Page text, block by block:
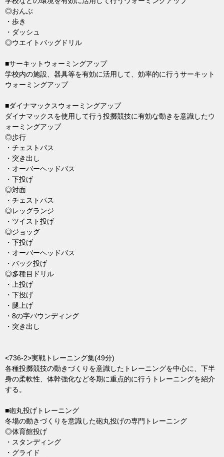
◎おんぶ
・歩き
・ダッシュ
◎ウエイトバッグドリル
■サーキットウォーミングアップ
学校内の施設、器具等を有効に活用して、効率的に行うサーキット
ウォーミングアップ
■ダイナマックスウォーミングアップ
ダイナマックスを使用して行う投擲競技に有効な動きを意識したウ
ォーミングアップ
◎歩行
・チェストパス
・突き出し
・オーバーヘッドパス
・下投げ
◎対面
・チェストパス
◎レッグランジ
・ツイスト投げ
◎ジョッグ
・下投げ
・オーバーヘッドパス
・バック投げ
◎多種目ドリル
・上投げ
・下投げ
・腿上げ
・8の字バウンディング
・突き出し
<736-2>実戦トレーニング集(49分)
各種投擲競技の動きづくりを意識したトレーニングを中心に、下半
身の柔軟性、体幹強化など冬期に重点的に行うトレーニングを紹介
する。
■砲丸投げトレーニング
冬場の動きづくりを意識した砲丸投げの専門トレーニング
◎体育館投げ
・スタンディング
・グライド